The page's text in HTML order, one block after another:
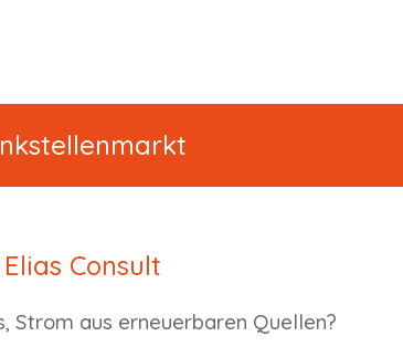
Consult
Strom aus erneuerbaren Quellen?